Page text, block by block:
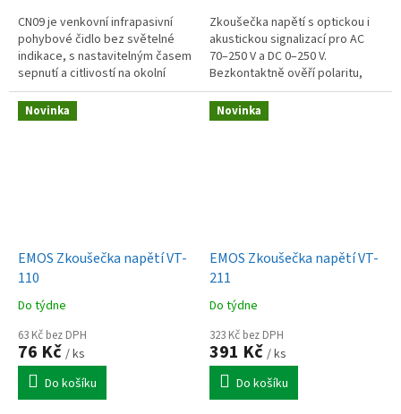
CN09 je venkovní infrapasivní
pohybové čidlo bez světelné
indikace, s nastavitelným časem
sepnutí a citlivostí na okolní
světlo, určené pro spolehlivé
spínání osvětlení až do 6 A.
Zkoušečka napětí s optickou i
akustickou signalizací pro AC
70–250 V a DC 0–250 V.
Bezkontaktně ověří polaritu,
zkrat i vyzařování, 2 citlivosti, 2×
LR44.
Novinka
EMOS Zkoušečka napětí VT-
110
Do týdne
63 Kč bez DPH
76 Kč / ks
Do košíku
Novinka
EMOS Zkoušečka napětí VT-
211
Do týdne
323 Kč bez DPH
391 Kč / ks
Do košíku